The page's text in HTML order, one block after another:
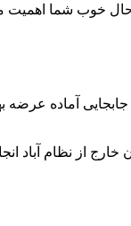
و حال خوب شما اهمیت
جابجایی آماده
از نظام آباد